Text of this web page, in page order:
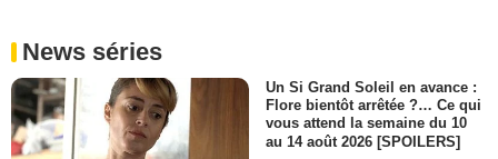
News séries
Un Si Grand Soleil en avance :
Flore bientôt arrêtée ?… Ce qui
vous attend la semaine du 10
au 14 août 2026 [SPOILERS]